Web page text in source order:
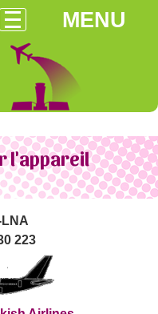
MENU
l'appareil
223